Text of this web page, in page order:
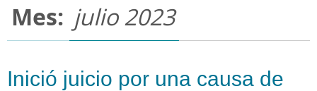
Mes: julio 2023
Inició juicio por una causa de